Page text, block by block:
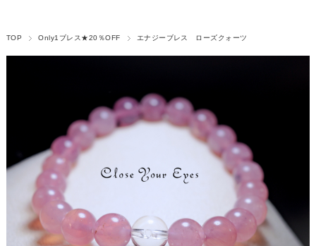
TOP Only1ブレス★20％OFF エナジーブレス ローズクォーツ